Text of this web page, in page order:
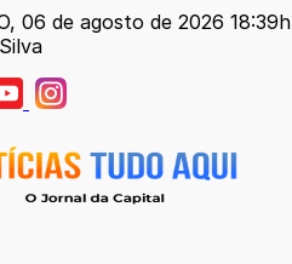
06 de agosto de 2026 18:39h